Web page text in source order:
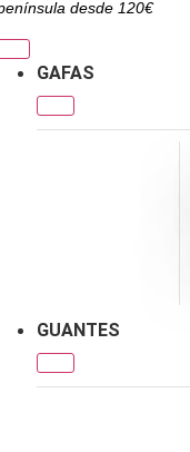
desde 120€
GAFAS
GUANTES